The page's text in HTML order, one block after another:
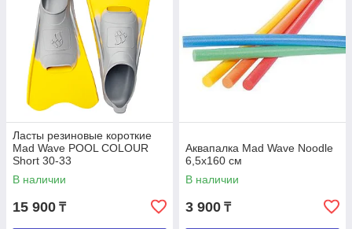
Ласты резиновые короткие
Mad Wave POOL COLOUR
Short 30-33
В наличии
15 900 ₸
Аквапалка Mad Wave Noodle
6,5x160 см
В наличии
3 900 ₸